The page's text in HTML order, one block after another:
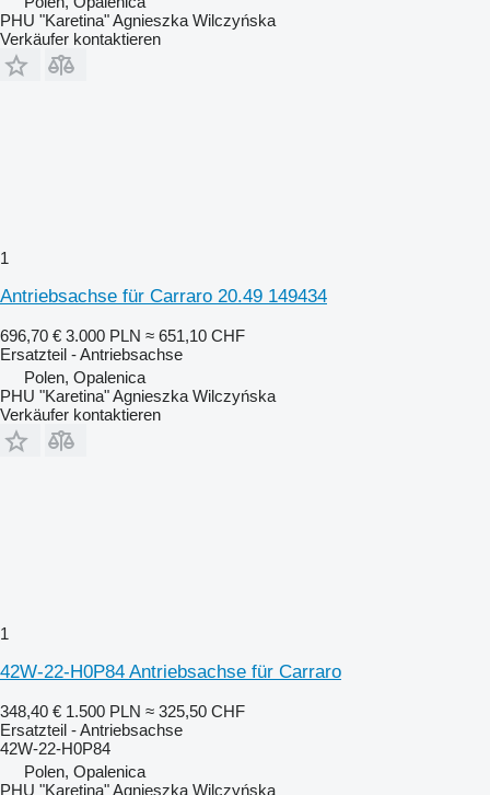
PHU "Karetina" Agnieszka Wilczyńska
Verkäufer kontaktieren
1
Antriebsachse für Carraro 20.49 149434
696,70 € 3.000 PLN ≈ 651,10 CHF
Ersatzteil - Antriebsachse
Polen, Opalenica
PHU "Karetina" Agnieszka Wilczyńska
Verkäufer kontaktieren
1
42W-22-H0P84 Antriebsachse für Carraro
348,40 € 1.500 PLN ≈ 325,50 CHF
Ersatzteil - Antriebsachse
42W-22-H0P84
Polen, Opalenica
PHU "Karetina" Agnieszka Wilczyńska